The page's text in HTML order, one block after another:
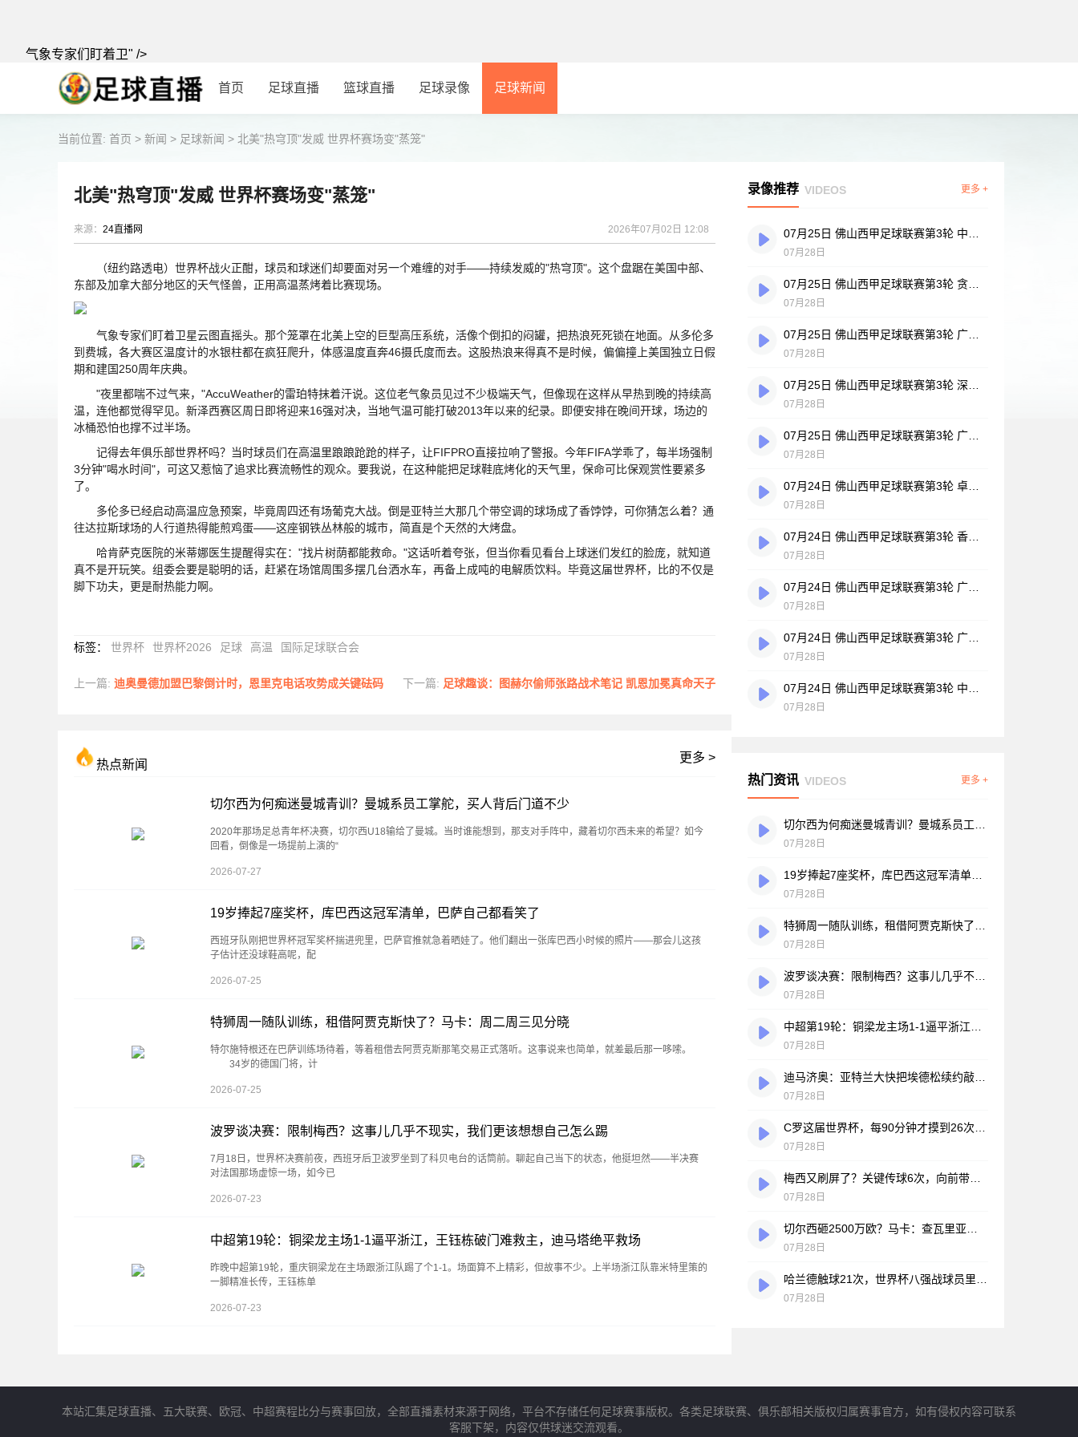
气象专家们盯着卫" />
首页 足球直播 篮球直播 足球录像 足球新闻
当前位置: 首页 > 新闻 > 足球新闻 > 北美"热穹顶"发威 世界杯赛场变"蒸笼"
北美"热穹顶"发威 世界杯赛场变"蒸笼"
来源： 24直播网 2026年07月02日 12:08
（纽约路透电）世界杯战火正酣，球员和球迷们却要面对另一个难缠的对手——持续发威的"热穹顶"。这个盘踞在美国中部、
东部及加拿大部分地区的天气怪兽，正用高温蒸烤着比赛现场。
气象专家们盯着卫星云图直摇头。那个笼罩在北美上空的巨型高压系统，活像个倒扣的闷罐，把热浪死死锁在地面。从多伦多
到费城，各大赛区温度计的水银柱都在疯狂爬升，体感温度直奔46摄氏度而去。这股热浪来得真不是时候，偏偏撞上美国独立日假
期和建国250周年庆典。
"夜里都喘不过气来，"AccuWeather的雷珀特抹着汗说。这位老气象员见过不少极端天气，但像现在这样从早热到晚的持续高
温，连他都觉得罕见。新泽西赛区周日即将迎来16强对决，当地气温可能打破2013年以来的纪录。即便安排在晚间开球，场边的
冰桶恐怕也撑不过半场。
记得去年俱乐部世界杯吗？当时球员们在高温里踉踉跄跄的样子，让FIFPRO直接拉响了警报。今年FIFA学乖了，每半场强制
3分钟"喝水时间"，可这又惹恼了追求比赛流畅性的观众。要我说，在这种能把足球鞋底烤化的天气里，保命可比保观赏性要紧多
了。
多伦多已经启动高温应急预案，毕竟周四还有场葡克大战。倒是亚特兰大那几个带空调的球场成了香饽饽，可你猜怎么着？通
往达拉斯球场的人行道热得能煎鸡蛋——这座钢铁丛林般的城市，简直是个天然的大烤盘。
哈肯萨克医院的米蒂娜医生提醒得实在："找片树荫都能救命。"这话听着夸张，但当你看见看台上球迷们发红的脸庞，就知道
真不是开玩笑。组委会要是聪明的话，赶紧在场馆周围多摆几台洒水车，再备上成吨的电解质饮料。毕竟这届世界杯，比的不仅是
脚下功夫，更是耐热能力啊。
标签： 世界杯 世界杯2026 足球 高温 国际足球联合会
上一篇: 迪奥曼德加盟巴黎倒计时，恩里克电话攻势成关键砝码 下一篇: 足球趣谈：图赫尔偷师张路战术笔记 凯恩加冕真命天子
热点新闻
更多 >
切尔西为何痴迷曼城青训？曼城系员工掌舵，买人背后门道不少
2020年那场足总青年杯决赛，切尔西U18输给了曼城。当时谁能想到，那支对手阵中，藏着切尔西未来的希望？如今
回看，倒像是一场提前上演的“
2026-07-27
19岁捧起7座奖杯，库巴西这冠军清单，巴萨自己都看笑了
西班牙队刚把世界杯冠军奖杯揣进兜里，巴萨官推就急着晒娃了。他们翻出一张库巴西小时候的照片——那会儿这孩
子估计还没球鞋高呢，配
2026-07-25
特狮周一随队训练，租借阿贾克斯快了？马卡：周二周三见分晓
特尔施特根还在巴萨训练场待着，等着租借去阿贾克斯那笔交易正式落听。这事说来也简单，就差最后那一哆嗦。
34岁的德国门将，计
2026-07-25
波罗谈决赛：限制梅西？这事儿几乎不现实，我们更该想想自己怎么踢
7月18日，世界杯决赛前夜，西班牙后卫波罗坐到了科贝电台的话筒前。聊起自己当下的状态，他挺坦然——半决赛
对法国那场虚惊一场，如今已
2026-07-23
中超第19轮：铜梁龙主场1-1逼平浙江，王钰栋破门难救主，迪马塔绝平救场
昨晚中超第19轮，重庆铜梁龙在主场跟浙江队踢了个1-1。场面算不上精彩，但故事不少。上半场浙江队靠米特里策的
一脚精准长传，王钰栋单
2026-07-23
录像推荐 VIDEOS 更多 +
07月28日
07月28日
07月28日
07月28日
07月28日
07月28日
07月28日
07月28日
07月28日
07月28日
热门资讯 VIDEOS 更多 +
07月28日
07月28日
07月28日
07月28日
07月28日
07月28日
07月28日
07月28日
07月28日
07月28日
本站汇集足球直播、五大联赛、欧冠、中超赛程比分与赛事回放，全部直播素材来源于网络，平台不存储任何足球赛事版权。各类足球联赛、俱乐部相关版权归属赛事官方，如有侵权内容可联系
客服下架，内容仅供球迷交流观看。